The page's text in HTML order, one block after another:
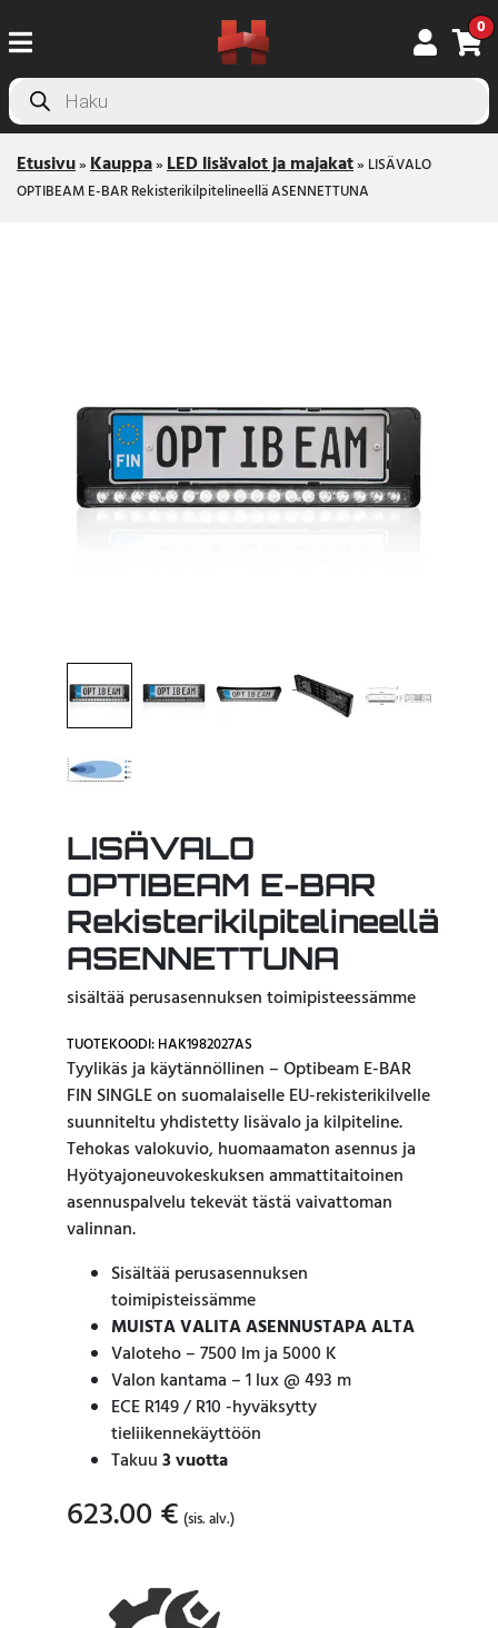
0
Products
search
Etusivu»Kauppa»LED lisävalot ja majakat» LISÄVALO
OPTIBEAM E-BAR Rekisterikilpitelineellä ASENNETTUNA
LISÄVALO
OPTIBEAM E-BAR
Rekisterikilpitelineellä
ASENNETTUNA
sisältää perusasennuksen toimipisteessämme
TUOTEKOODI: HAK1982027AS
Tyylikäs ja käytännöllinen – Optibeam E-BAR
FIN SINGLE on suomalaiselle EU-rekisterikilvelle
suunniteltu yhdistetty lisävalo ja kilpiteline.
Tehokas valokuvio, huomaamaton asennus ja
Hyötyajoneuvokeskuksen ammattitaitoinen
asennuspalvelu tekevät tästä vaivattoman
valinnan.
Sisältää perusasennuksen
toimipisteissämme
MUISTA VALITA ASENNUSTAPA ALTA
Valoteho – 7500 lm ja 5000 K
Valon kantama – 1 lux @ 493 m
ECE R149 / R10 -hyväksytty
tieliikennekäyttöön
Takuu3 vuotta
623.00 € (sis. alv.)